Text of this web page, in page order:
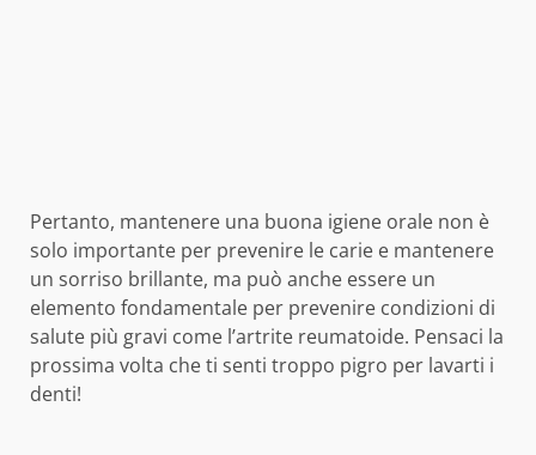
Pertanto, mantenere una buona igiene orale non è
solo importante per prevenire le carie e mantenere
un sorriso brillante, ma può anche essere un
elemento fondamentale per prevenire condizioni di
salute più gravi come l’artrite reumatoide. Pensaci la
prossima volta che ti senti troppo pigro per lavarti i
denti!